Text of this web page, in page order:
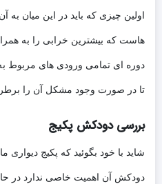
اولین چیزی که باید در این میان
هاست که بیشترین خرابی را به
دوره ای تمامی ورودی های مربوط
تا در صورت وجود مشکل آن را
بررسی دودکش پکیج
شاید با خود بگوئید که پکیج
دودکش آن اهمیت خاصی ندارد در